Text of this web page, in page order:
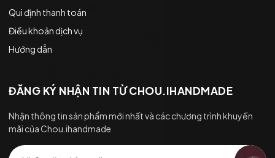
Qui định thanh toán
Điều khoản dịch vụ
Hướng dẫn
ĐĂNG KÝ NHẬN TIN TỪ CHOU.IHANDMADE
Nhận thông tin sản phẩm mới nhất và các chương trình khuyến
mãi của Chou.ihandmade